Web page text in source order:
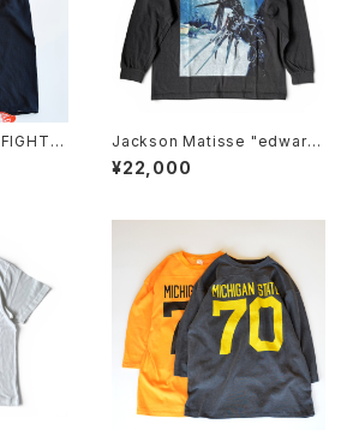
C
Jackson Matisse "edward
SCISSORHANDS POSTER L
ongsleeve Tee"
¥22,000